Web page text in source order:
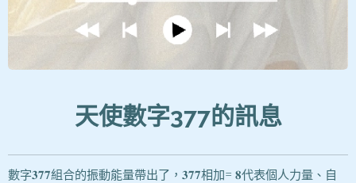
天使數字377的訊息
數字𝟑𝟕𝟕組合的振動能量帶出了，𝟑𝟕𝟕相加= 𝟖代表個人力量、自